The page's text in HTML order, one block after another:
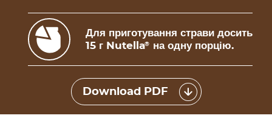
Для приготування страви досить
15 г Nutella® на одну порцію.
Download PDF